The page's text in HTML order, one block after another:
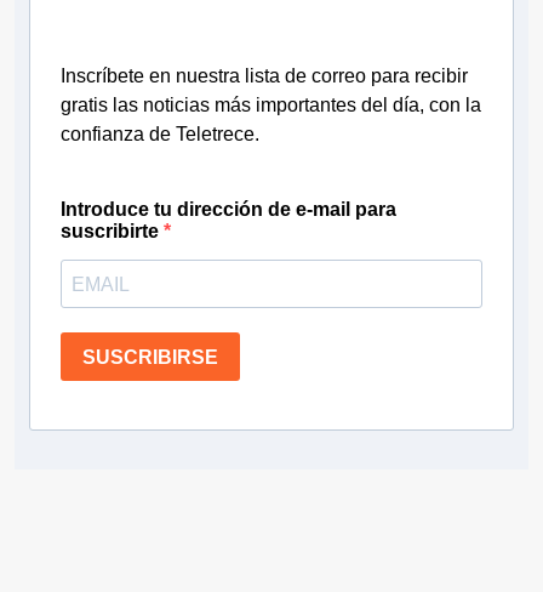
Inscríbete en nuestra lista de correo para recibir
gratis las noticias más importantes del día, con la
confianza de Teletrece.
Introduce tu dirección de e-mail para
suscribirte
SUSCRIBIRSE